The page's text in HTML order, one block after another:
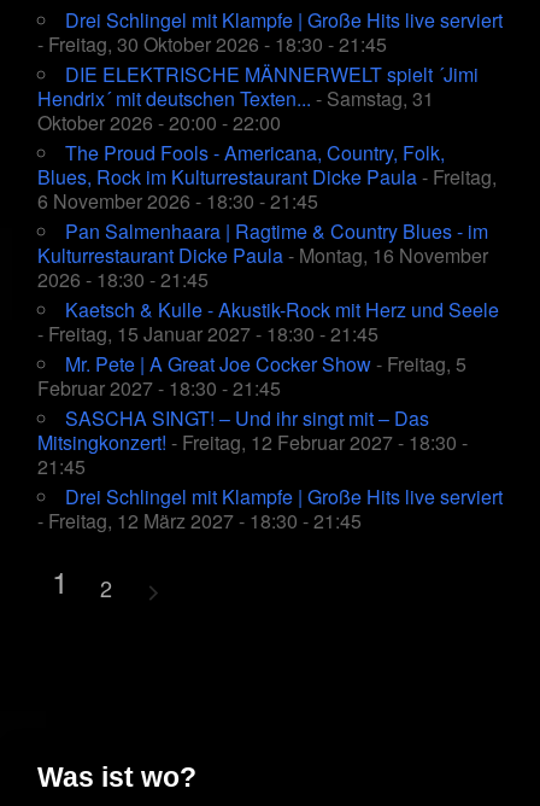
Drei Schlingel mit Klampfe | Große Hits live serviert
- Freitag, 30 Oktober 2026 - 18:30 - 21:45
DIE ELEKTRISCHE MÄNNERWELT spielt ´Jimi
Hendrix´ mit deutschen Texten... - Samstag, 31
Oktober 2026 - 20:00 - 22:00
The Proud Fools - Americana, Country, Folk,
Blues, Rock im Kulturrestaurant Dicke Paula- Freitag,
6 November 2026 - 18:30 - 21:45
Pan Salmenhaara | Ragtime & Country Blues - im
Kulturrestaurant Dicke Paula- Montag, 16 November
2026 - 18:30 - 21:45
Kaetsch & Kulle - Akustik-Rock mit Herz und Seele
- Freitag, 15 Januar 2027 - 18:30 - 21:45
Mr. Pete | A Great Joe Cocker Show- Freitag, 5
Februar 2027 - 18:30 - 21:45
SASCHA SINGT! – Und ihr singt mit – Das
Mitsingkonzert! - Freitag, 12 Februar 2027 - 18:30 -
21:45
Drei Schlingel mit Klampfe | Große Hits live serviert
- Freitag, 12 März 2027 - 18:30 - 21:45
1 2
Was ist wo?